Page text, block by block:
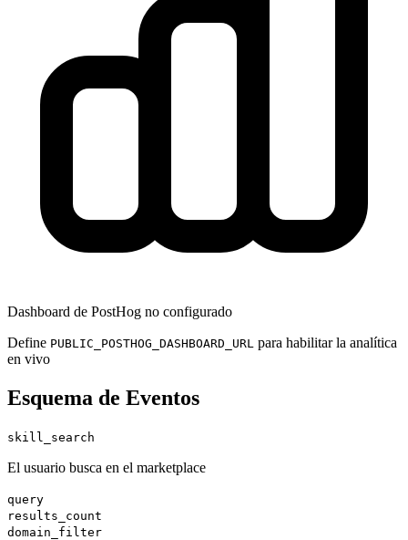
Dashboard de PostHog no configurado
Define PUBLIC_POSTHOG_DASHBOARD_URL para habilitar la analítica
en vivo
Esquema de Eventos
skill_search
El usuario busca en el marketplace
query
results_count
domain_filter